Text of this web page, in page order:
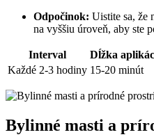
Odpočinok: Uistite sa, že
na vyššiu úroveň, aby ste
Interval Dĺžka
Každé 2-3 hodiny 15-20 minút
Bylinné masti a